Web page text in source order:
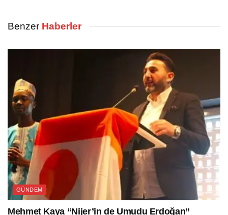
Benzer Haberler
GÜNDEM
Mehmet Kaya “Nijer’in de Umudu Erdoğan”